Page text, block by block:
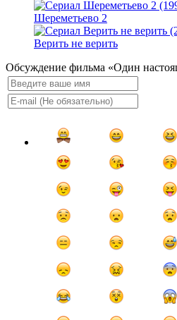
Шереметьево 2
Верить не верить
Обсуждение фильма «Один